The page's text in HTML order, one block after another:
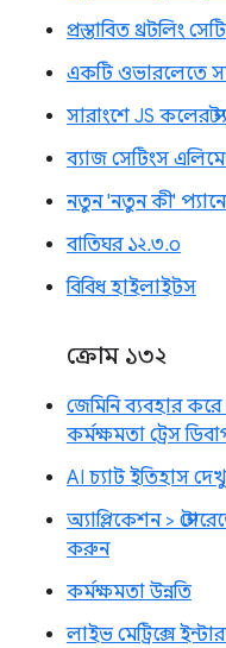
প্রস্তাবিত থ্রটলিং
একটি ওভারলেতে
সারাংশে JS কলের
ব্যাজ সেটিংস
নতুন 'নতুন কী'
বাতিঘর ১২.৩.০
বিবিধ হাইলাইটস
ক্রোম ১৩২
জেমিনি ব্যবহার
কর্মক্ষমতা ট্রেস
AI চ্যাট ইতিহাস
অ্যাপ্লিকেশন >
করুন
কর্মক্ষমতা উন্নতি
লাইভ মেট্রিক্সে